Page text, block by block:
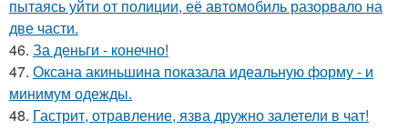
пытаясь уйти от полиции, её автомобиль разорвало на
две части.
46. За деньги - конечно!
47. Оксана акиньшина показала идеальную форму - и
минимум одежды.
48. Гастрит, отравление, язва дружно залетели в чат!